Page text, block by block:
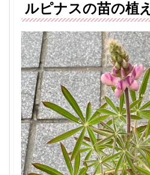
ルピナスの苗の植